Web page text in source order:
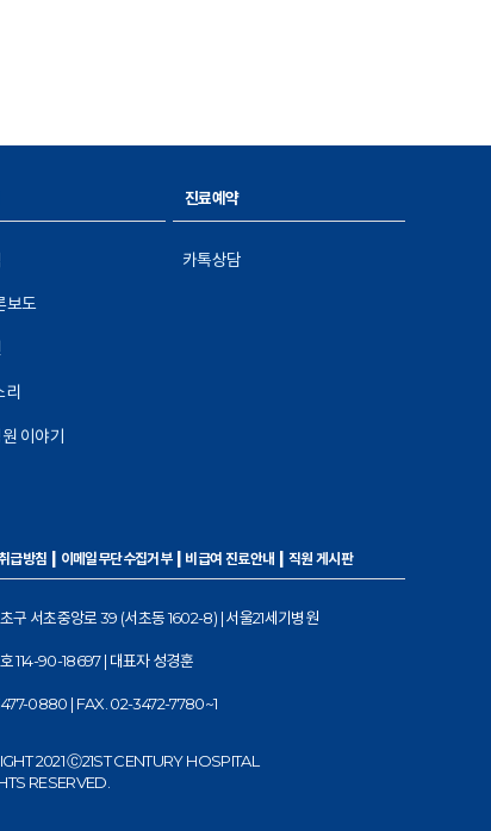
보도
리
이야기
진료예약
카톡상담
급방침 | 이메일무단수집거부| 비급여 진료안내 | 직원 게시판
구 서초중앙로 39 (서초동 1602-8) | 서울21세기병원
114-90-18697 | 대표자 성경훈
0880 | FAX. 02-3472-7780~1
2021 Ⓒ21ST CENTURY HOSPITAL
RESERVED.